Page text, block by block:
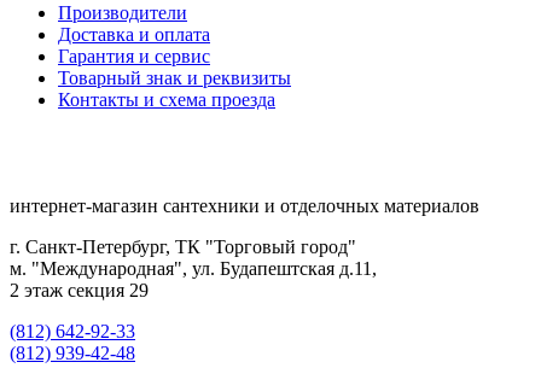
Производители
Доставка и оплата
Гарантия и сервис
Товарный знак и реквизиты
Контакты и схема проезда
интернет-магазин сантехники и отделочных материалов
г. Санкт-Петербург, ТК "Торговый город"
м. "Международная", ул. Будапештская д.11,
2 этаж секция 29
(812) 642-92-33
(812) 939-42-48